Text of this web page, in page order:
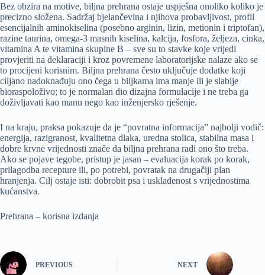
Bez obzira na motive, biljna prehrana ostaje uspješna onoliko koliko je
precizno složena. Sadržaj bjelančevina i njihova probavljivost, profil
esencijalnih aminokiselina (posebno arginin, lizin, metionin i triptofan),
razine taurina, omega-3 masnih kiselina, kalcija, fosfora, željeza, cinka,
vitamina A te vitamina skupine B – sve su to stavke koje vrijedi
provjeriti na deklaraciji i kroz povremene laboratorijske nalaze ako se
to procijeni korisnim. Biljna prehrana često uključuje dodatke koji
ciljano nadoknađuju ono čega u biljkama ima manje ili je slabije
bioraspoloživo; to je normalan dio dizajna formulacije i ne treba ga
doživljavati kao manu nego kao inženjersko rješenje.
I na kraju, praksa pokazuje da je “povratna informacija” najbolji vodič:
energija, razigranost, kvalitetna dlaka, uredna stolica, stabilna masa i
dobre krvne vrijednosti znače da biljna prehrana radi ono što treba.
Ako se pojave tegobe, pristup je jasan – evaluacija korak po korak,
prilagodba recepture ili, po potrebi, povratak na drugačiji plan
hranjenja. Cilj ostaje isti: dobrobit psa i usklađenost s vrijednostima
kućanstva.
Prehrana – korisna izdanja
PREVIOUS NEXT